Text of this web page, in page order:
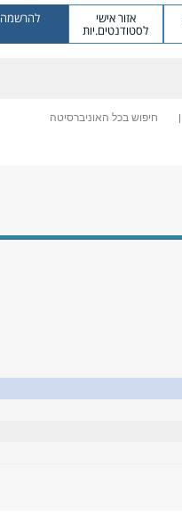
אזור אישי
לסטודנטים.יות
להרשמה
חיפוש בכל האוניברסיטה